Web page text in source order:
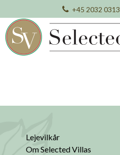
+45 2032 0313
Lejevilkår
Om Selected Villas